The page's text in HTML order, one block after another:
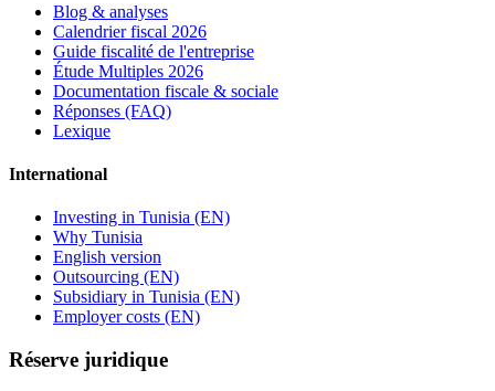
Blog & analyses
Calendrier fiscal 2026
Guide fiscalité de l'entreprise
Étude Multiples 2026
Documentation fiscale & sociale
Réponses (FAQ)
Lexique
International
Investing in Tunisia (EN)
Why Tunisia
English version
Outsourcing (EN)
Subsidiary in Tunisia (EN)
Employer costs (EN)
Réserve juridique